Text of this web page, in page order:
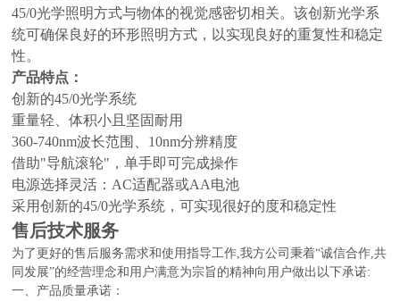
45/0光学照明方式与物体的视觉感密切相关。该创新光学系
统可确保良好的环形照明方式，以实现良好的重复性和稳定
性。
产品特点：
创新的45/0光学系统
重量轻、体积小且坚固耐用
360-740nm波长范围、10nm分辨精度
借助"导航滚轮"，单手即可完成操作
电源选择灵活：AC适配器或AA电池
采用创新的45/0光学系统，可实现很好的度和稳定性
售后技术服务
为了更好的售后服务需求和使用指导工作,我方公司秉着“诚信合作,共
同发展”的经营理念和用户满意为宗旨的精神向用户做出以下承诺:
一、产品质量承诺：